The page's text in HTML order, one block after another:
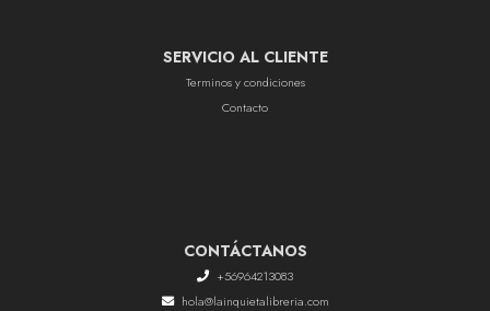
SERVICIO AL CLIENTE
Terminos y condiciones
Contacto
CONTÁCTANOS
+56964213083
hola@lainquietalibreria.com